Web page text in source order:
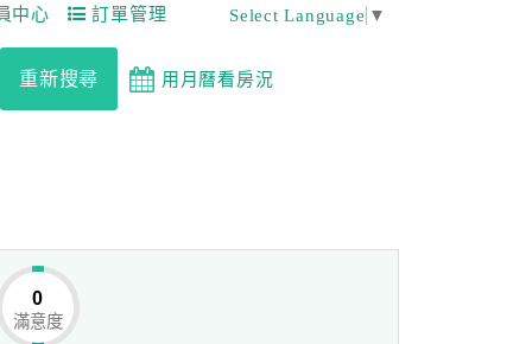
中心 訂單管理 Select Language ▼
重新搜尋 用月曆看房況
0
滿意度